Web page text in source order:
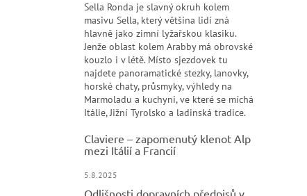
Sella Ronda je slavný okruh kolem
masivu Sella, který většina lidí zná
hlavně jako zimní lyžařskou klasiku.
Jenže oblast kolem Arabby má obrovské
kouzlo i v létě. Místo sjezdovek tu
najdete panoramatické stezky, lanovky,
horské chaty, průsmyky, výhledy na
Marmoladu a kuchyni, ve které se míchá
Itálie, Jižní Tyrolsko a ladinská tradice.
Claviere – zapomenutý klenot Alp
mezi Itálií a Francií
5.8.2025